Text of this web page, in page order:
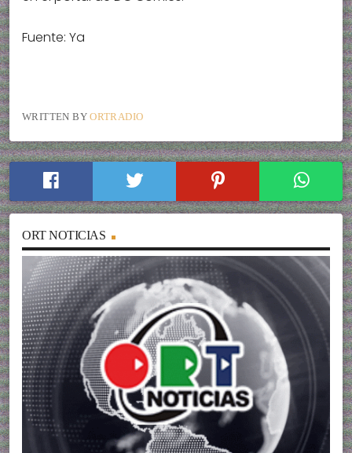
Fuente: Ya
WRITTEN BYORTRADIO
ORT NOTICIAS